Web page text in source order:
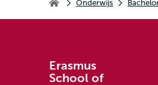
Erasmus School of Law
Onderwijs
Erasmus
School of